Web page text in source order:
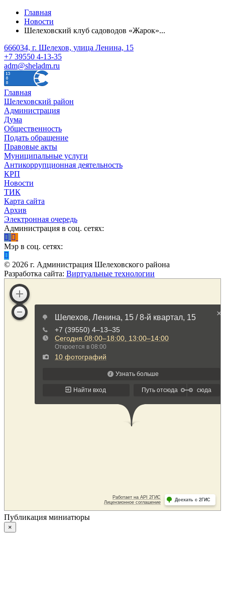
Главная
Новости
Шелеховский клуб садоводов «Жарок»...
666034, г. Шелехов, улица Ленина, 15
+7 39550 4-13-35
adm@sheladm.ru
Главная
Шелеховский район
Администрация
Дума
Общественность
Подать обращение
Правовые акты
Муниципальные услуги
Антикоррупционная деятельность
КРП
Новости
ТИК
Карта сайта
Архив
Электронная очередь
Администрация в соц. сетях:
Мэр в соц. сетях:
© 2026 г. Администрация Шелеховского района
Разработка сайта: Виртуальные технологии
Публикация миниатюры
×